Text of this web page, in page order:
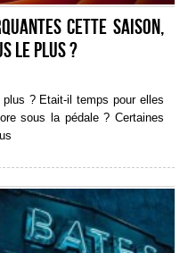
cette saison,
le plus ?
? Etait-il temps pour elles
sous la pédale ? Certaines